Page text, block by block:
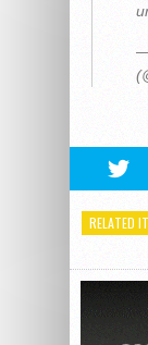
—
RELATED